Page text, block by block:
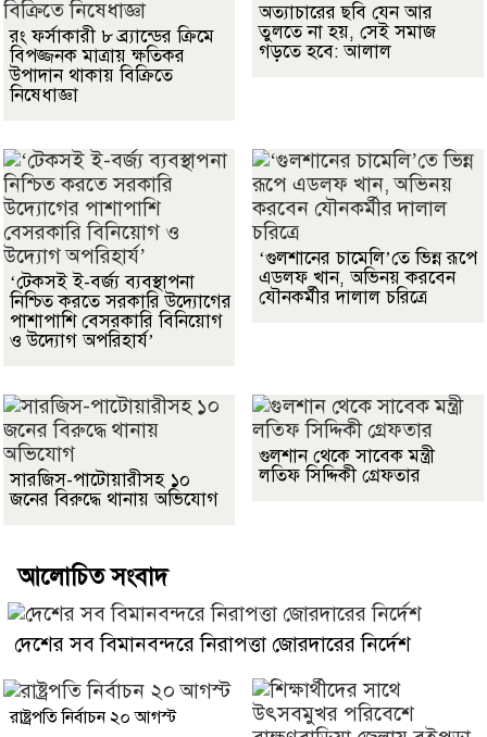
রং ফর্সাকারী ৮ ব্র্যান্ডের ক্রিমে
বিপজ্জনক মাত্রায় ক্ষতিকর
উপাদান থাকায় বিক্রিতে
নিষেধাজ্ঞা
অত্যাচারের ছবি যেন আর
তুলতে না হয়, সেই সমাজ
গড়তে হবে: আলাল
‘টেকসই ই-বর্জ্য ব্যবস্থাপনা
নিশ্চিত করতে সরকারি উদ্যোগের
পাশাপাশি বেসরকারি বিনিয়োগ
ও উদ্যোগ অপরিহার্য’
‘গুলশানের চামেলি’তে ভিন্ন রূপে
এডলফ খান, অভিনয় করবেন
যৌনকর্মীর দালাল চরিত্রে
সারজিস-পাটোয়ারীসহ ১০
জনের বিরুদ্ধে থানায় অভিযোগ
গুলশান থেকে সাবেক মন্ত্রী
লতিফ সিদ্দিকী গ্রেফতার
আলোচিত সংবাদ
দেশের সব বিমানবন্দরে নিরাপত্তা জোরদারের নির্দেশ
রাষ্ট্রপতি নির্বাচন ২০ আগস্ট